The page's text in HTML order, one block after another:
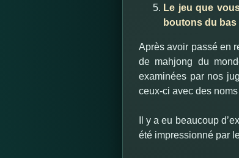
Le jeu que
boutons du
Après avoir passé en
de mahjong du
examinées par nos
ceux-ci avec des
Il y a eu beaucoup
été impressionné par